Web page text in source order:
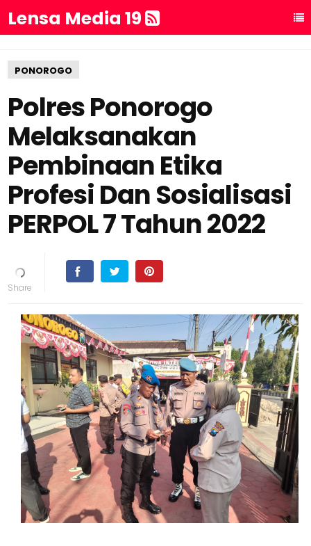
Lensa Media 19
PONOROGO
Polres Ponorogo
Melaksanakan
Pembinaan Etika
Profesi Dan Sosialisasi
PERPOL 7 Tahun 2022